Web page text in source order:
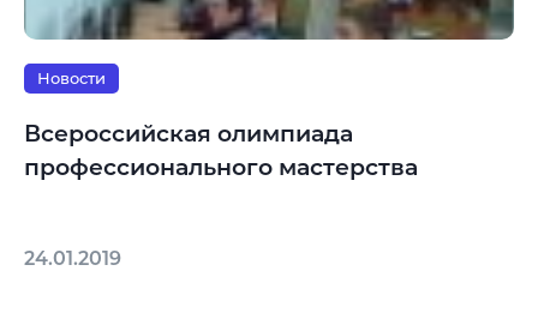
Новости
Всероссийская олимпиада
профессионального мастерства
24.01.2019